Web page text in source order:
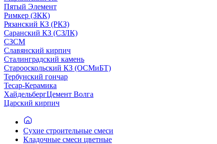
Пятый Элемент
Римкер (ЗКК)
Рязанский КЗ (РКЗ)
Саранский КЗ (СЗЛК)
СЗСМ
Славянский кирпич
Сталинградский камень
Старооскольский КЗ (ОСМиБТ)
Тербунский гончар
Тесар-Керамика
ХайдельбергЦемент Волга
Царский кирпич
Сухие строительные смеси
Кладочные смеси цветные